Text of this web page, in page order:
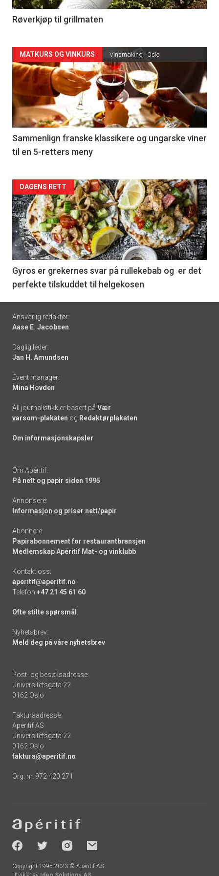
4
Røverkjøp til grillmaten
Forsiden
akkurat
nå
-
5
MATKURS OG VINKURS Vinsmaking i Oslo
Sammenlign franske klassikere og ungarske viner
til en 5-retters meny
Forsiden
akkurat
nå
-
6
DAGENS RETT
Gyros er grekernes svar på rullekebab og er det
perfekte tilskuddet til helgekosen
Footer
-
links
Ansvarlig redaktør:
Aase E. Jacobsen
Daglig leder:
Jan H. Amundsen
Event manager:
Mina Hovden
All journalistikk er basert på Vær
varsom-plakaten og Redaktørplakaten
Om informasjonskapsler
Om Apéritif:
På nett og papir siden 1995
Annonsere:
Informasjon og priser nett/papir
Abonnere:
Papirabonnement for restaurantbransjen
Medlemskap Apéritif Mat- og vinklubb
Kontakt oss:
aperitif@aperitif.no
Telefon +47 21 45 61 60
Ofte stilte spørsmål
Nyhetsbrev:
Meld deg på våre nyhetsbrev
Post- og besøksadresse:
Universitetsgata 22
0162 Oslo
Fakturaadresse:
Apéritif AS
Universitetsgata 22
0162 Oslo
faktura@aperitif.no
Org. nr. 972 420 271
-
socials
Copyright 1995-2023 © Apéritif AS